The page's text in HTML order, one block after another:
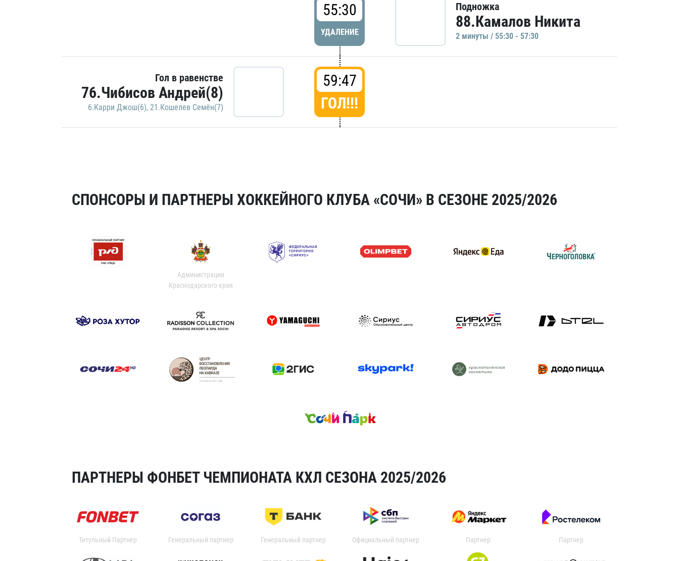
55:30
УДАЛЕНИЕ
Подножка
88.Камалов Никита
2 минуты / 55:30 - 57:30
Гол в равенстве
76.Чибисов Андрей(8)
6.Карри Джош(6), 21.Кошелев Семён(7)
59:47
ГОЛ!!!
СПОНСОРЫ И ПАРТНЕРЫ ХОККЕЙНОГО КЛУБА «СОЧИ» В СЕЗОНЕ 2025/2026
Администрация
Краснодарского края
ПАРТНЕРЫ ФОНБЕТ ЧЕМПИОНАТА КХЛ СЕЗОНА 2025/2026
Титульный Партнер Генеральный партнер Генеральный партнер Официальный партнер Партнер Партнер